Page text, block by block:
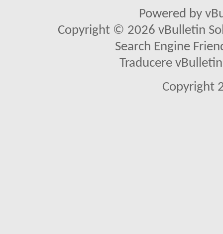
Powered by
Copyright © 2026 vBulletin
Search Engine
Traducere
Copyright